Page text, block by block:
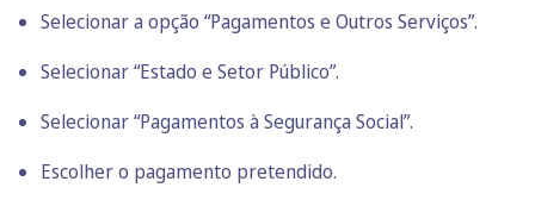
Selecionar a opção “Pagamentos e Outros Serviços”.
Selecionar “Estado e Setor Público”.
Selecionar “Pagamentos à Segurança Social”.
Escolher o pagamento pretendido.